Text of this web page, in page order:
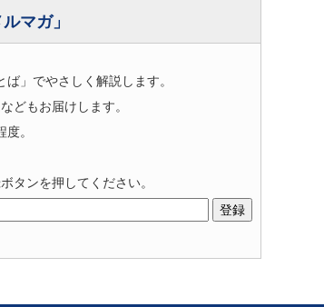
マガ」
」でやさしく解説します。
どもお届けします。
。
タンを押してください。